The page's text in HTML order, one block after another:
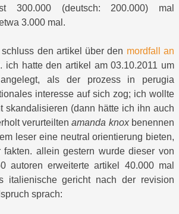
300.000 (deutsch: 200.000) mal
3.000 mal.
den artikel über den mordfall an
ich hatte den artikel am 03.10.2011 um
als der prozess in perugia
interesse auf sich zog; ich wollte
skandalisieren (dann hätte ich ihn auch
verurteiltenamanda knoxbenennen
leser eine neutral orientierung bieten,
fakten. allein gestern wurde dieser von
autoren erweiterte artikel 40.000 mal
italienische gericht nach der revision
sprach: